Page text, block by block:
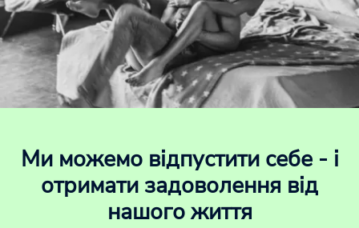
Ми можемо відпустити себе - і
отримати задоволення від
нашого життя